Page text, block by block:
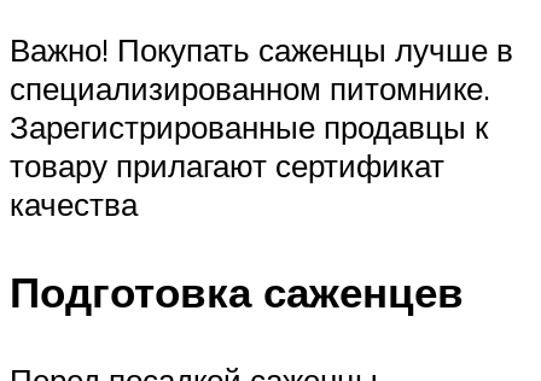
Важно! Покупать саженцы лучше в
специализированном питомнике.
Зарегистрированные продавцы к
товару прилагают сертификат
качества
Подготовка саженцев